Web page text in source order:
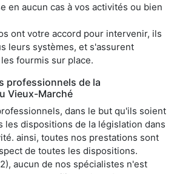
en aucun cas à vos activités ou bien
ont votre accord pour intervenir, ils
leurs systèmes, et s'assurent
fourmis sur place.
professionnels de la
Vieux-Marché
dans le but qu'ils soient
les dispositions de la législation dans
ainsi, toutes nos prestations sont
de toutes les dispositions.
aucun de nos spécialistes n'est